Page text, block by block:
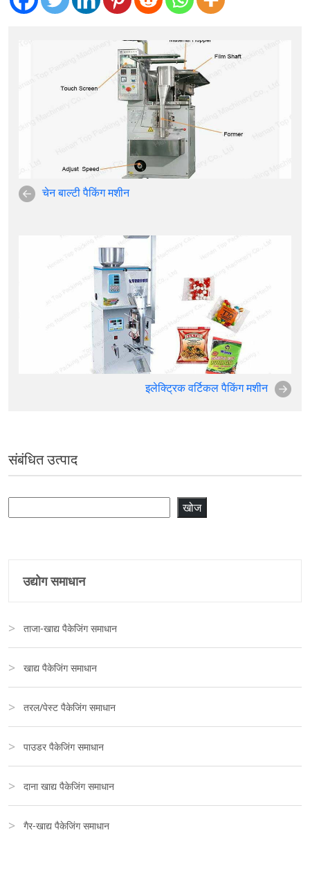
चेन बाल्टी पैकिंग मशीन
इलेक्ट्रिक वर्टिकल पैकिंग मशीन
संबंधित उत्पाद
खोज
उद्योग समाधान
ताजा-खाद्य पैकेजिंग समाधान
खाद्य पैकेजिंग समाधान
तरल/पेस्ट पैकेजिंग समाधान
पाउडर पैकेजिंग समाधान
दाना खाद्य पैकेजिंग समाधान
गैर-खाद्य पैकेजिंग समाधान